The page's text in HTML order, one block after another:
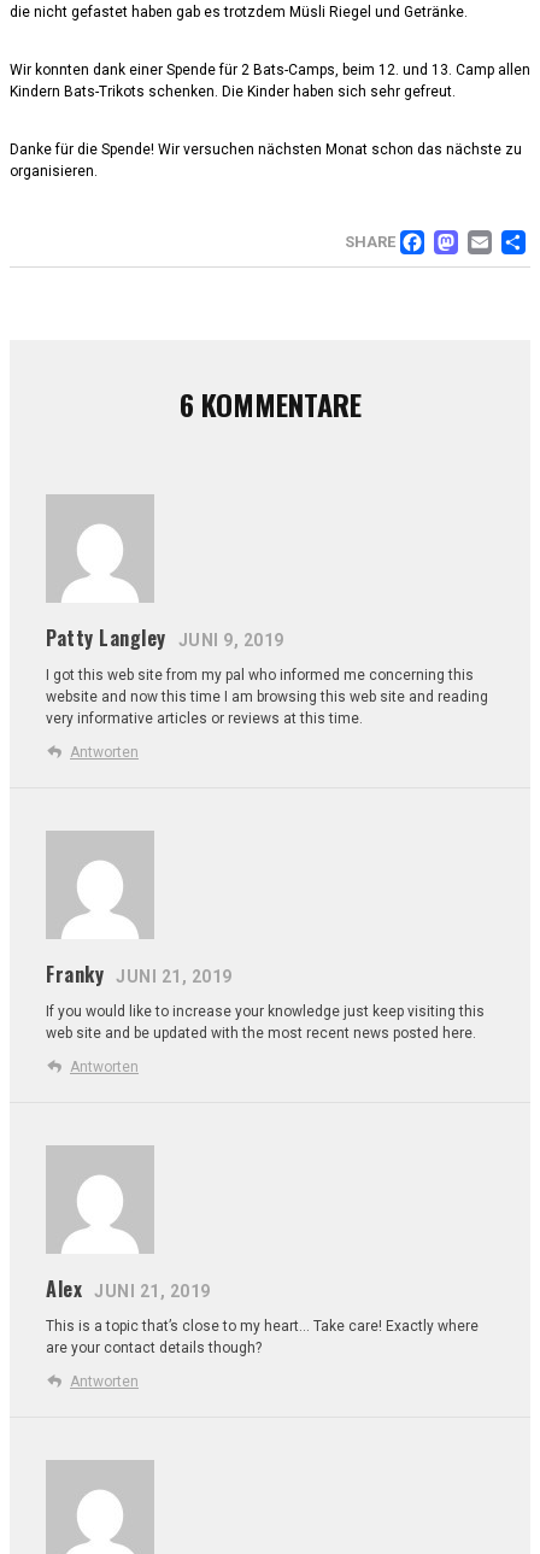
die nicht gefastet haben gab es trotzdem Müsli Riegel und Getränke.
Wir konnten dank einer Spende für 2 Bats-Camps, beim 12. und 13. Camp allen
Kindern Bats-Trikots schenken. Die Kinder haben sich sehr gefreut.
Danke für die Spende! Wir versuchen nächsten Monat schon das nächste zu
organisieren.
SHARE
6 KOMMENTARE
Patty Langley JUNI 9, 2019
I got this web site from my pal who informed me concerning this
website and now this time I am browsing this web site and reading
very informative articles or reviews at this time.
Antworten
Franky JUNI 21, 2019
If you would like to increase your knowledge just keep visiting this
web site and be updated with the most recent news posted here.
Antworten
Alex JUNI 21, 2019
This is a topic that’s close to my heart… Take care! Exactly where
are your contact details though?
Antworten